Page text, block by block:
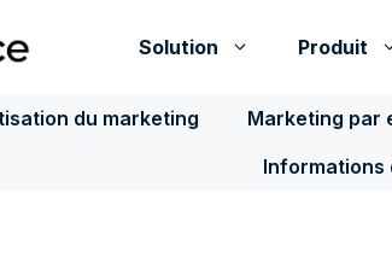
Solution Produit
du marketing Marketing par
Informations